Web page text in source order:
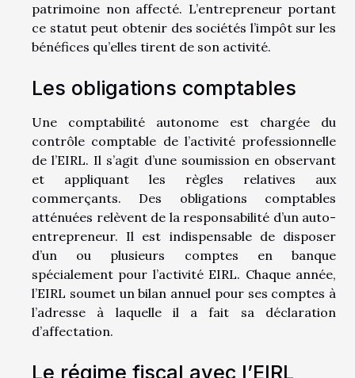
patrimoine non affecté. L’entrepreneur portant
ce statut peut obtenir des sociétés l’impôt sur les
bénéfices qu’elles tirent de son activité.
Les obligations comptables
Une comptabilité autonome est chargée du
contrôle comptable de l’activité professionnelle
de l’EIRL. Il s’agit d’une soumission en observant
et appliquant les règles relatives aux
commerçants. Des obligations comptables
atténuées relèvent de la responsabilité d’un auto-
entrepreneur. Il est indispensable de disposer
d’un ou plusieurs comptes en banque
spécialement pour l’activité EIRL. Chaque année,
l’EIRL soumet un bilan annuel pour ses comptes à
l’adresse à laquelle il a fait sa déclaration
d’affectation.
Le régime fiscal avec l’EIRL